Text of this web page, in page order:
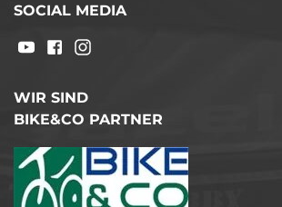
SOCIAL MEDIA
WIR SIND
BIKE&CO PARTNER